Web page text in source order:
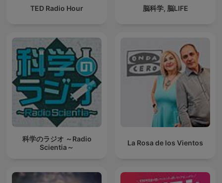
TED Radio Hour 脳科学, 脳LIFE
科学のラジオ ～Radio
Scientia～
La Rosa de los Vientos